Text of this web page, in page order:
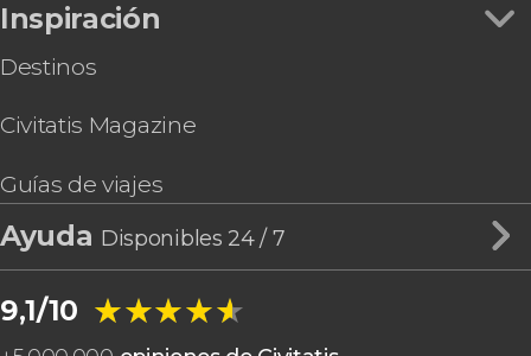
Inspiración
Destinos
Civitatis Magazine
Guías de viajes
Ayuda Disponibles 24 / 7
9,1/10 ★★★★★
★★★★★